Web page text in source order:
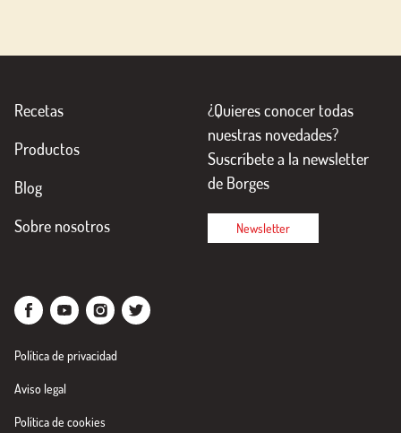
Recetas
Productos
Blog
Sobre nosotros
¿Quieres conocer todas
nuestras novedades?
Suscríbete a la newsletter
de Borges
Newsletter
Política de privacidad
Aviso legal
Política de cookies